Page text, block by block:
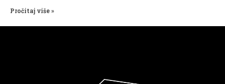
Pročitaj više »